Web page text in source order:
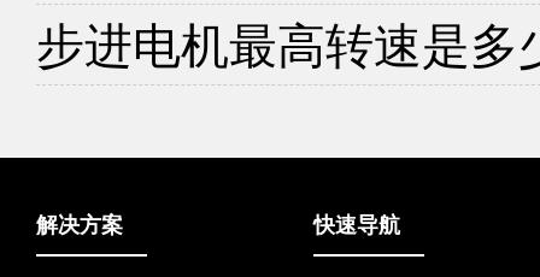
步进电机最高转速是多
解决方案 快速导航